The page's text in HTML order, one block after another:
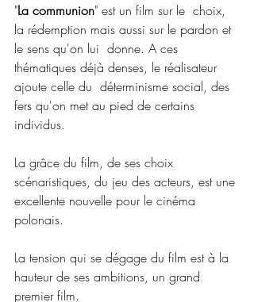
"La communion" est un film sur le  choix,
la rédemption mais aussi sur le pardon et
le sens qu'on lui  donne. A ces
thématiques déjà denses, le réalisateur
ajoute celle du  déterminisme social, des
fers qu'on met au pied de certains
individus.
La grâce du film, de ses choix
scénaristiques, du jeu des acteurs, est une
excellente nouvelle pour le cinéma
polonais.
La tension qui se dégage du film est à la
hauteur de ses ambitions, un grand
premier film.